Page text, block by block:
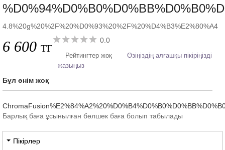
4.8%20g%20%2F%20%D0%93%20%2F%20%D4%B3%E2%80%A4
6 600 ТГ
0.0
Рейтингтер жоқ
Өзіңіздің алғашқы пікіріңізді
жазыңыз
Бұл өнім жоқ
Барлық баға ұсынылған бөлшек баға болып табылады
Пікірлер